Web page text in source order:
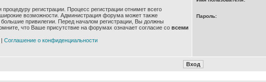
регистрации. Процесс регистрации отнимет всего
возможности. Администрация форума может также
привилегии. Перед началом регистрации, Вы должны
что Ваше присутствие на форумах означает согласие со всеми
Соглашение о конфиденциальности
Пароль: